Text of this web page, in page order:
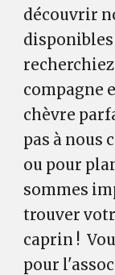
découvrir
disponibles
compagne
chèvre
pas à nous
ou pour
sommes
trouver
caprin !
pour